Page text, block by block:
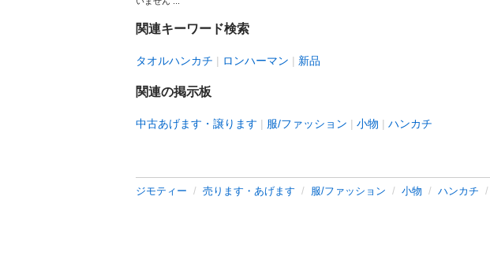
関連キーワード検索
タオルハンカチ ロンハーマン 新品
関連の掲示板
中古あげます・譲ります 服/ファッション 小物 ハンカチ
ジモティー 売ります・あげます 服/ファッション 小物 ハンカチ